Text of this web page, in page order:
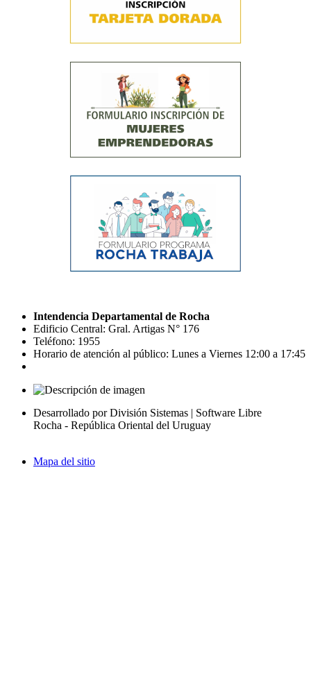
Intendencia Departamental de Rocha
Edificio Central: Gral. Artigas N° 176
Teléfono: 1955
Horario de atención al público: Lunes a Viernes 12:00 a 17:45
Desarrollado por División Sistemas | Software Libre
Rocha - República Oriental del Uruguay
Mapa del sitio